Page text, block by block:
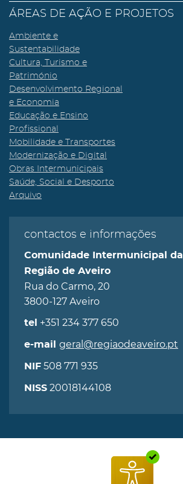
ÁREAS DE AÇÃO E PROJETOS
Ambiente e
Sustentabilidade
Cultura, Turismo e
Património
Desenvolvimento Regional
e Economia
Educação e Ensino
Profissional
Mobilidade e Transportes
Modernização e Digital
Obras Intermunicipais
Saúde, Social e Desporto
Arquivo
contactos e informações
Comunidade Intermunicipal da
Região de Aveiro
Rua do Carmo, 20
3800-127 Aveiro
tel +351 234 377 650
e-mail geral@regiaodeaveiro.pt
NIF 508 771 935
NISS 20018144108